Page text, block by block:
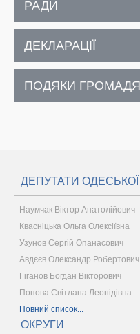
РАДИ
ДЕКЛАРАЦІЇ
ПОДЯКИ
ДЕПУТАТИ ОДЕСЬКОЇ
Наумчак Віктор Анатолійович
Квасніцька Ольга Олексіївна
Узунов Сергій Опанасович
Авдєєв Олександр Робертович
Гіганов Богдан Вікторович
Попова Світлана Леонідівна
Повний список...
ОКРУГИ